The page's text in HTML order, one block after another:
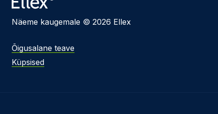
Näeme kaugemale © 2026 Ellex
Õigusalane teave
Küpsised